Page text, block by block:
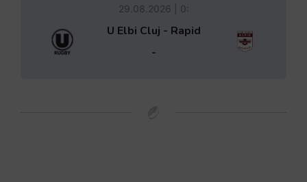
29.08.2026 | 0:
U Elbi Cluj - Rapid
-